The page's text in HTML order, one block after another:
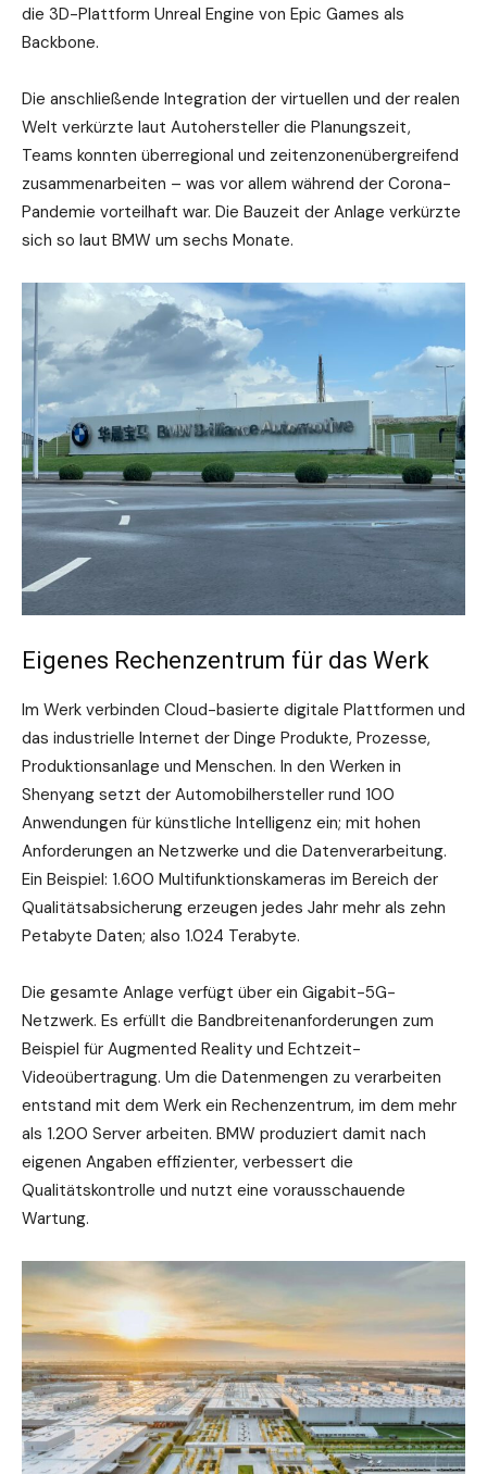
die 3D-Plattform Unreal Engine von Epic Games als
Backbone.
Die anschließende Integration der virtuellen und der realen
Welt verkürzte laut Autohersteller die Planungszeit,
Teams konnten überregional und zeitenzonenübergreifend
zusammenarbeiten – was vor allem während der Corona-
Pandemie vorteilhaft war. Die Bauzeit der Anlage verkürzte
sich so laut BMW um sechs Monate.
Eigenes Rechenzentrum für das Werk
Im Werk verbinden Cloud-basierte digitale Plattformen und
das industrielle Internet der Dinge Produkte, Prozesse,
Produktionsanlage und Menschen. In den Werken in
Shenyang setzt der Automobilhersteller rund 100
Anwendungen für künstliche Intelligenz ein; mit hohen
Anforderungen an Netzwerke und die Datenverarbeitung.
Ein Beispiel: 1.600 Multifunktionskameras im Bereich der
Qualitätsabsicherung erzeugen jedes Jahr mehr als zehn
Petabyte Daten; also 1.024 Terabyte.
Die gesamte Anlage verfügt über ein Gigabit-5G-
Netzwerk. Es erfüllt die Bandbreitenanforderungen zum
Beispiel für Augmented Reality und Echtzeit-
Videoübertragung. Um die Datenmengen zu verarbeiten
entstand mit dem Werk ein Rechenzentrum, im dem mehr
als 1.200 Server arbeiten. BMW produziert damit nach
eigenen Angaben effizienter, verbessert die
Qualitätskontrolle und nutzt eine vorausschauende
Wartung.